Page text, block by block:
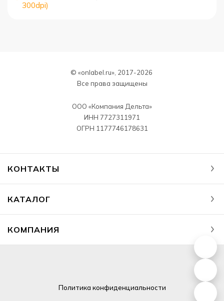
© «onlabel.ru», 2017-2026
Все права защищены
ООО «Компания Дельта»
ИНН 7727311971
ОГРН 1177746178631
КОНТАКТЫ
КАТАЛОГ
КОМПАНИЯ
Политика конфиденциальности